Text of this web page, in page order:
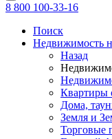
8 800 100-33-16
Поиск
Недвижимость
Назад
Квартиры
Дома,
Земля и
Торговые